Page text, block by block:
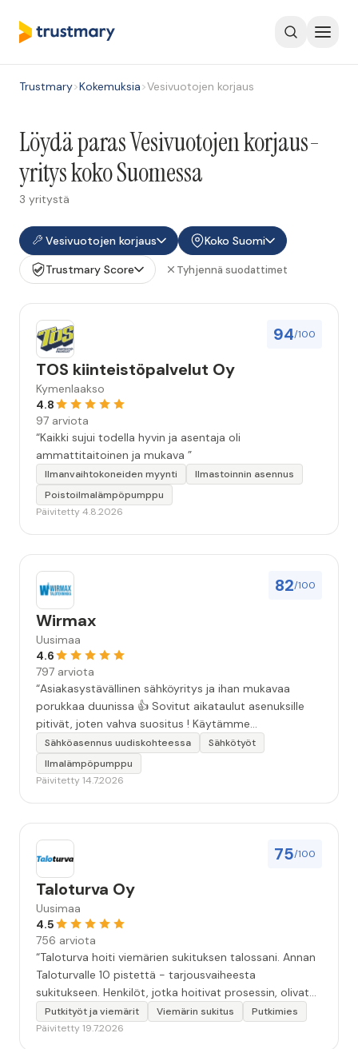
Trustmary>Kokemuksia>Vesivuotojen korjaus
Löydä paras Vesivuotojen korjaus-
yritys koko Suomessa
3 yritystä
Vesivuotojen korjaus
Koko Suomi
Trustmary Score
Tyhjennä suodattimet
94/100
TOS kiinteistöpalvelut Oy
Kymenlaakso
4.8
97 arviota
“Kaikki sujui todella hyvin ja asentaja oli
ammattitaitoinen ja mukava ”
Ilmanvaihtokoneiden myynti
Ilmastoinnin asennus
Poistoilmalämpöpumppu
Päivitetty 4.8.2026
82/100
Wirmax
Uusimaa
4.6
797 arviota
“Asiakasystävällinen sähköyritys ja ihan mukavaa
porukkaa duunissa 👍 Sovitut aikataulut asenuksille
pitivät, joten vahva suositus ! Käytämme
seuraavallakin kerralla!”
Sähköasennus uudiskohteessa
Sähkötyöt
Ilmalämpöpumppu
Päivitetty 14.7.2026
75/100
Taloturva Oy
Uusimaa
4.5
756 arviota
“Taloturva hoiti viemärien sukituksen talossani. Annan
Taloturvalle 10 pistettä - tarjousvaiheesta
sukitukseen. Henkilöt, jotka hoitivat prosessin, olivat
ammattitaitoisia ja miellyttäviä. Remontin jälkeen
saamani materiaali tehtävän suorittamisesta oli
Putkityöt ja viemärit Viemärin sukitus
Putkimies
Päivitetty 19.7.2026